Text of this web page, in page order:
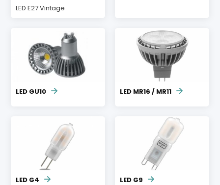
LED E27 Vintage
LED GU10 LED MR16 / MR11
LED G4 LED G9